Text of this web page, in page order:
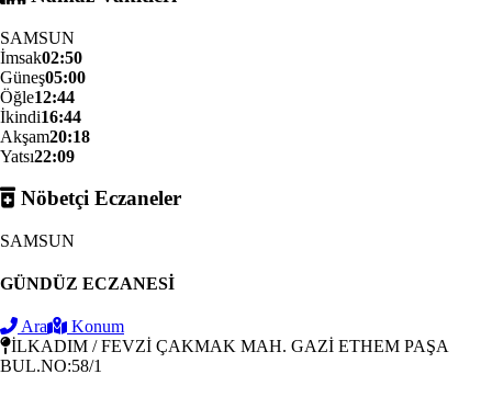
SAMSUN
İmsak02:50
Güneş05:00
Öğle12:44
İkindi16:44
Akşam20:18
Yatsı22:09
Nöbetçi Eczaneler
SAMSUN
GÜNDÜZ ECZANESİ
Ara
Konum
İLKADIM / FEVZİ ÇAKMAK MAH. GAZİ ETHEM PAŞA
BUL.NO:58/1